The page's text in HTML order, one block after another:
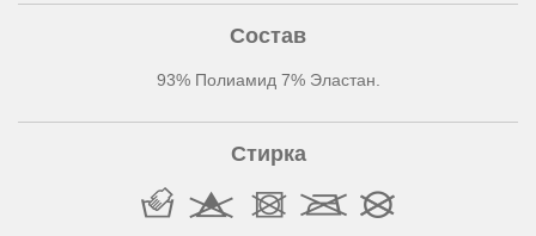
Состав
93% Полиамид 7% Эластан.
Стирка